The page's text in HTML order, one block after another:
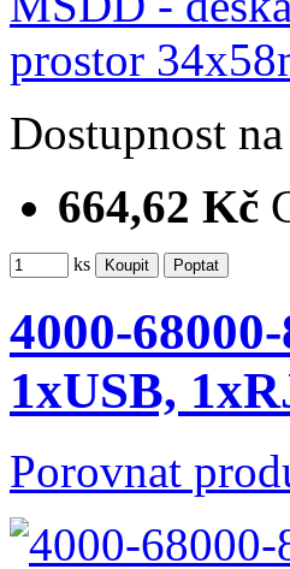
Dostupnost
664,62 Kč
ks
4000-
1xUSB,
Porovnat